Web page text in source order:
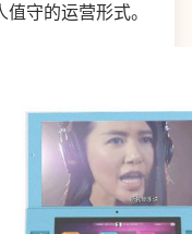
守的运营形式。